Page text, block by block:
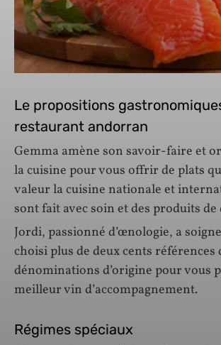
Le propositions
restaurant andorran
Gemma amène son savoir-faire et
la cuisine pour vous offrir de plats
valeur la cuisine nationale et
sont fait avec soin et des produits de
Jordi, passionné d’œnologie, a
choisi plus de deux cents
dénominations d’origine pour vous
meilleur vin d’accompagnement.
Régimes spéciaux